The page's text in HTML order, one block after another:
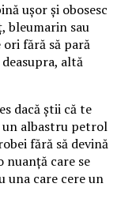
ușor și obosesc
bleumarin sau
fără să pară
altă
dacă știi că te
un albastru petrol
fără să devină
nuanță care se
una care cere un